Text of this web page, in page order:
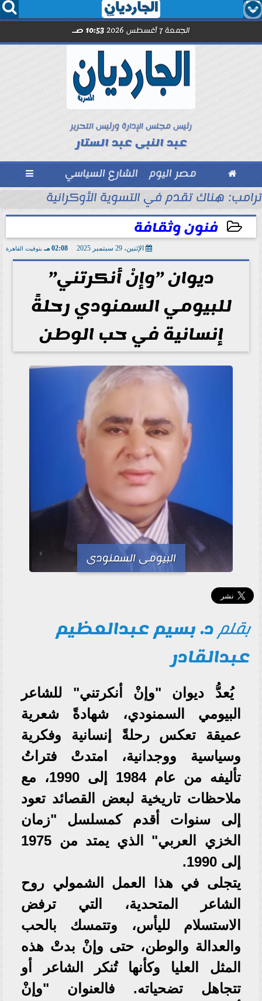
  
الجمعة 7 أغسطس 2026 10:53 صـ
رئيس مجلس الإدارة ورئيس التحرير
عبد النبى عبد الستار
 مصر اليوم الشارع السياسي 
ترامب: هناك تقدم في التسوية الأوكرانية
فنون وثقافة
الإثنين، 29 سبتمبر 2025 02:08 مـ بتوقيت القاهرة
ديوان ”وإنْ أنكرتني”
للبيومي السمنودي رحلةً
إنسانية في حب الوطن
البيومى السمنودى
بقلمد. بسيم عبدالعظيم
عبدالقادر
يُعدُّ ديوان "وإنْ أنكرتني" للشاعر
البيومي السمنودي، شهادةً شعرية
عميقة تعكس رحلةً إنسانية وفكرية
وسياسية ووجدانية، امتدتْ فتراتُ
تأليفه من عام 1984 إلى 1990، مع
ملاحظات تاريخية لبعض القصائد تعود
إلى سنوات أقدم كمسلسل "زمان
الخزي العربي" الذي يمتد من 1975
إلى 1990.
يتجلى في هذا العمل الشمولي روح
الشاعر المتحدية، التي ترفض
الاستسلام لليأس، وتتمسك بالحب
والعدالة والوطن، حتى وإنْ بدتْ هذه
المثل العليا وكأنها تُنكر الشاعر أو
تتجاهل تضحياته. فالعنوان "وإنْ